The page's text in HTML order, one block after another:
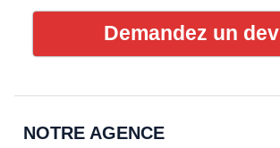
Demandez un
NOTRE AGENCE